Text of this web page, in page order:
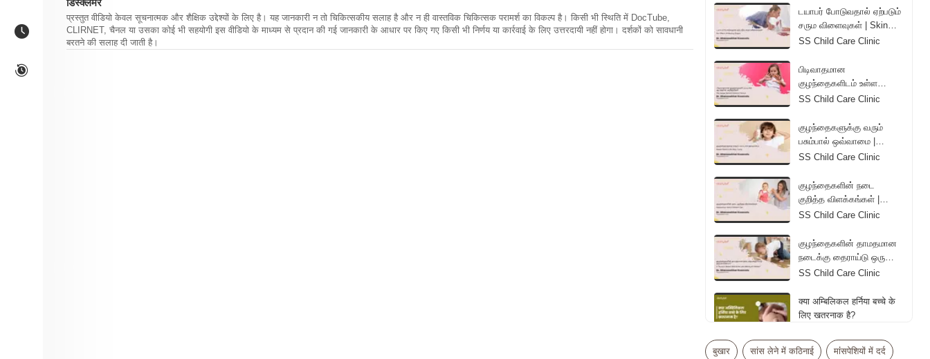
डिस्क्लेमर
प्रस्तुत वीडियो केवल सूचनात्मक और शैक्षिक उद्देश्यों के लिए है। यह जानकारी न तो चिकित्सकीय सलाह है और न ही वास्तविक चिकित्सक परामर्श का विकल्प है। किसी भी स्थिति में DocTube,
CLIRNET, चैनल या उसका कोई भी सहयोगी इस वीडियो के माध्यम से प्रदान की गई जानकारी के आधार पर किए गए किसी भी निर्णय या कार्रवाई के लिए उत्तरदायी नहीं होगा। दर्शकों को सावधानी
बरतने की सलाह दी जाती है।
டயாபர் போடுவதால் ஏற்படும்
சரும விளைவுகள் | Skin
Effects of Wearing
SS Child Care Clinic
பிடிவாதமான
குழந்தைகளிடம் உள்ள
ஆபத்தான அறிகுறிகள் |
Children's Tantrum | Tamil
SS Child Care Clinic
குழந்தைகளுக்கு வரும்
பசும்பால் ஒவ்வாமை |
Reason Behind Colic
SS Child Care Clinic
குழந்தைகளின் நடை
குறித்த விளக்கங்கள் |
Explanations About
SS Child Care Clinic
குழந்தைகளின் தாமதமான
நடைக்கு தைராய்டு ஒரு
காரணமா? | Is Thyroid a
Walking of Children? |
Tamil
SS Child Care Clinic
क्या अम्बिलिकल हर्निया बच्चे के
लिए खतरनाक है?
बुखार सांस लेने में कठिनाई मांंसपेशियों में दर्द